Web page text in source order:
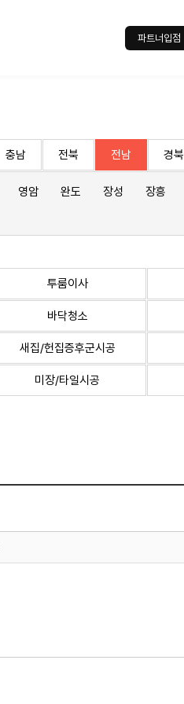
파트너입점
충남 전북 전남 경북
영암 완도 장성 장흥
투룸이사
바닥청소
새집/헌집증후군시공
미장/타일시공